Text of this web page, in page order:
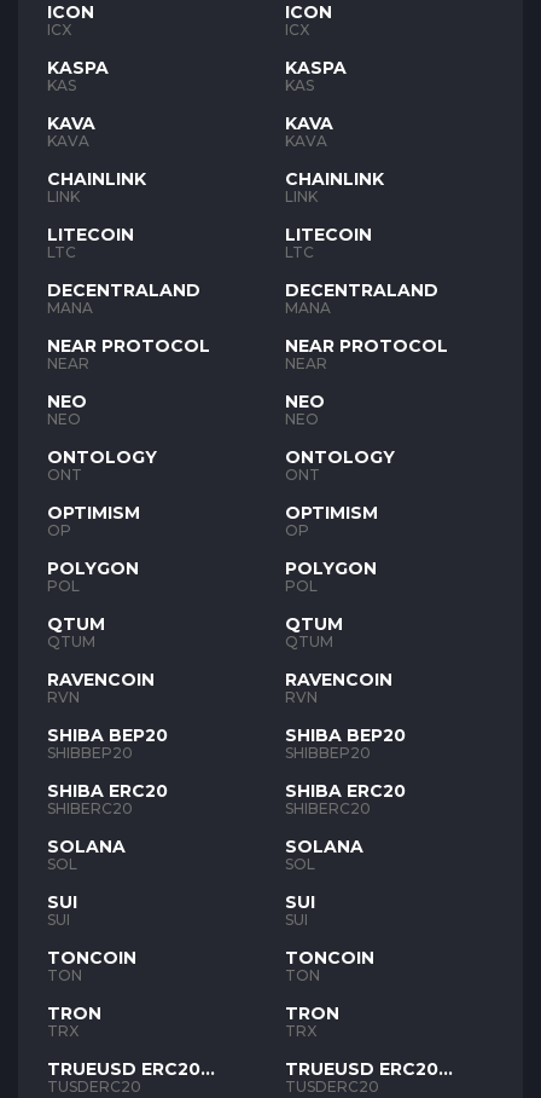
ICON
ICX
KASPA
KAS
KAVA
KAVA
CHAINLINK
LINK
LITECOIN
LTC
DECENTRALAND
MANA
NEAR PROTOCOL
NEAR
NEO
NEO
ONTOLOGY
ONT
OPTIMISM
OP
POLYGON
POL
QTUM
QTUM
RAVENCOIN
RVN
SHIBA BEP20
SHIBBEP20
SHIBA ERC20
SHIBERC20
SOLANA
SOL
SUI
SUI
TONCOIN
TON
TRON
TRX
TRUEUSD ERC20
TUSD
TUSDERC20
ICON
ICX
KASPA
KAS
KAVA
KAVA
CHAINLINK
LINK
LITECOIN
LTC
DECENTRALAND
MANA
NEAR PROTOCOL
NEAR
NEO
NEO
ONTOLOGY
ONT
OPTIMISM
OP
POLYGON
POL
QTUM
QTUM
RAVENCOIN
RVN
SHIBA BEP20
SHIBBEP20
SHIBA ERC20
SHIBERC20
SOLANA
SOL
SUI
SUI
TONCOIN
TON
TRON
TRX
TRUEUSD ERC20
TUSD
TUSDERC20